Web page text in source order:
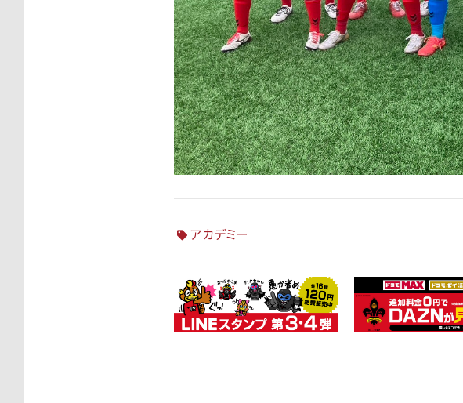
アカデミー